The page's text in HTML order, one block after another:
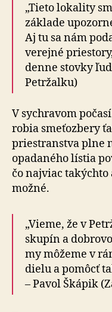
„Tieto lokality
základe
Aj tu sa nám
verejné
denne stovky
Petržalku)
V sychravom
robia smeťozbery
priestranstva plne
opadaného lístia
čo najviac
možné.
„Vieme, že v
skupín a
my môžeme v
dielu a pomôcť
– Pavol Škápik